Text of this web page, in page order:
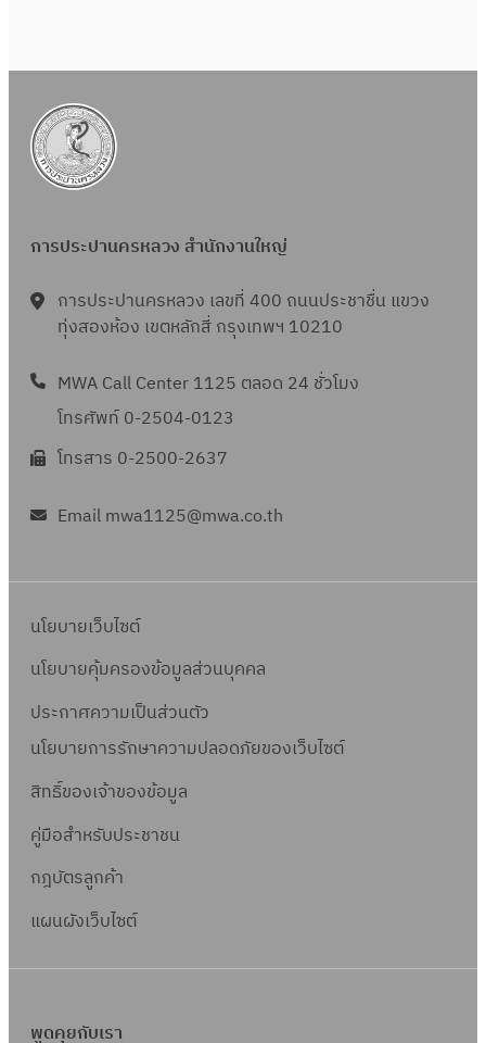
การประปานครหลวง สำนักงานใหญ่
การประปานครหลวง เลขที่ 400 ถนนประชาชื่น แขวง
ทุ่งสองห้อง เขตหลักสี่ กรุงเทพฯ 10210
MWA Call Center 1125 ตลอด 24 ชั่วโมง
โทรศัพท์ 0-2504-0123
โทรสาร 0-2500-2637
Email mwa1125@mwa.co.th
นโยบายเว็บไซต์
นโยบายคุ้มครองข้อมูลส่วนบุคคล
ประกาศความเป็นส่วนตัว
นโยบายการรักษาความปลอดภัยของเว็บไซต์
สิทธิ์ของเจ้าของข้อมูล
คู่มือสำหรับประชาชน
กฎบัตรลูกค้า
แผนผังเว็บไซต์
พูดคุยกับเรา